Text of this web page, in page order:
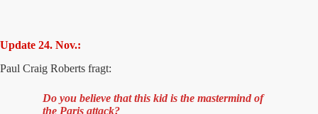
Update 24. Nov.:
Paul Craig Roberts fragt:
Do you believe that this kid is the mastermind of
the Paris attack?